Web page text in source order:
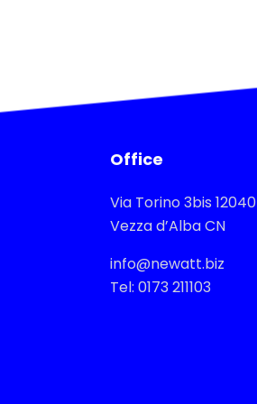
Office
Via Torino 3bis 12040
Vezza d’Alba CN
info@newatt.biz
Tel: 0173 211103